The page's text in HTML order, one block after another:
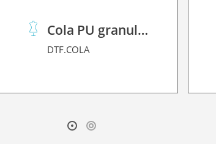
Cola PU granulado
DTF.COLA